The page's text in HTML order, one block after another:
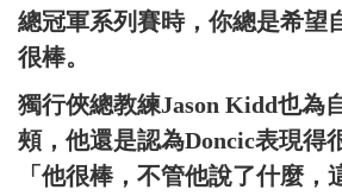
總冠軍系列賽時，你總是希望
很棒。
獨行俠總教練Jason Kidd也為
頰，他還是認為Doncic表現得
「他很棒，不管他說了什麼，